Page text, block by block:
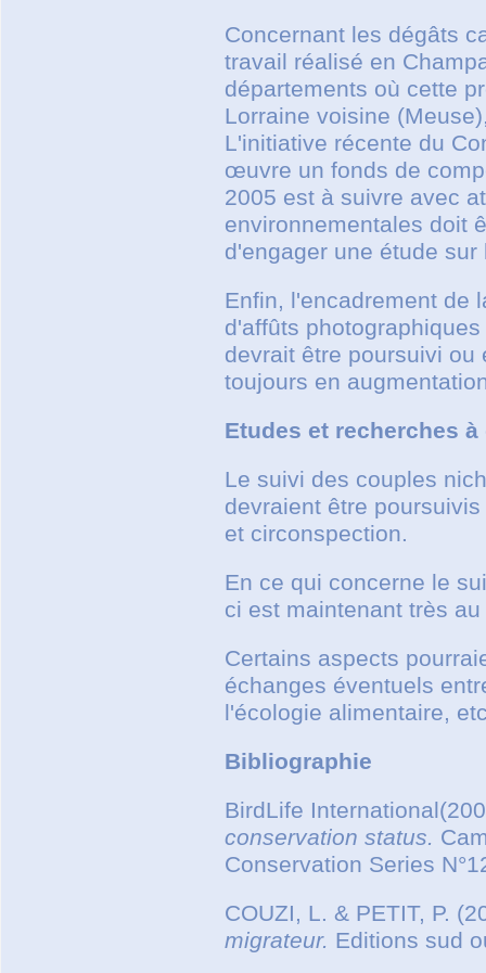
Concernant les dégâts
travail réalisé en
départements où cette
Lorraine voisine
L'initiative récente du
œuvre un fonds de
2005 est à suivre avec
environnementales doit
d'engager une étude
Enfin, l'encadrement de
d'affûts
devrait être poursuivi
toujours en
Etudes et recherches
Le suivi des couples
devraient être
et circonspection.
En ce qui concerne le
ci est maintenant très
Certains aspects
échanges éventuels
l'écologie alimentaire,
Bibliographie
BirdLife
conservation status.
Conservation Series
COUZI, L. & PETIT, P.
migrateur. Editions sud